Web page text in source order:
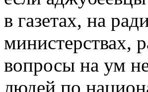
в газетах, на
министерствах,
вопросы на ум
людей по